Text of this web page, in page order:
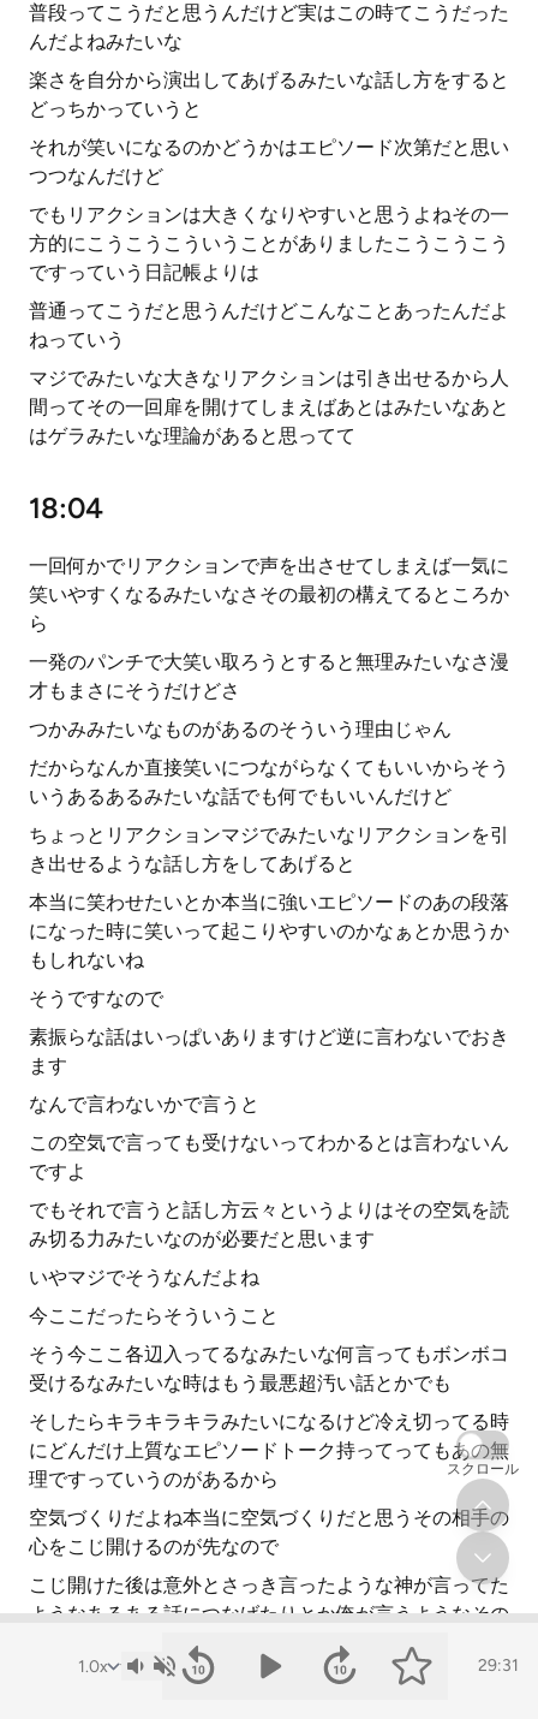
普段ってこうだと思うんだけど実はこの時てこうだった
んだよねみたいな
楽さを自分から演出してあげるみたいな話し方をすると
どっちかっていうと
それが笑いになるのかどうかはエピソード次第だと思い
つつなんだけど
でもリアクションは大きくなりやすいと思うよねその一
方的にこうこうこういうことがありましたこうこうこう
ですっていう日記帳よりは
普通ってこうだと思うんだけどこんなことあったんだよ
ねっていう
マジでみたいな大きなリアクションは引き出せるから人
間ってその一回扉を開けてしまえばあとはみたいなあと
はゲラみたいな理論があると思ってて
18:04
一回何かでリアクションで声を出させてしまえば一気に
笑いやすくなるみたいなさその最初の構えてるところか
ら
一発のパンチで大笑い取ろうとすると無理みたいなさ漫
才もまさにそうだけどさ
つかみみたいなものがあるのそういう理由じゃん
だからなんか直接笑いにつながらなくてもいいからそう
いうあるあるみたいな話でも何でもいいんだけど
ちょっとリアクションマジでみたいなリアクションを引
き出せるような話し方をしてあげると
本当に笑わせたいとか本当に強いエピソードのあの段落
になった時に笑いって起こりやすいのかなぁとか思うか
もしれないね
そうですなので
素振らな話はいっぱいありますけど逆に言わないでおき
ます
なんで言わないかで言うと
この空気で言っても受けないってわかるとは言わないん
ですよ
でもそれで言うと話し方云々というよりはその空気を読
み切る力みたいなのが必要だと思います
いやマジでそうなんだよね
今ここだったらそういうこと
そう今ここ各辺入ってるなみたいな何言ってもボンボコ
受けるなみたいな時はもう最悪超汚い話とかでも
そしたらキラキラキラみたいになるけど冷え切ってる時
にどんだけ上質なエピソードトーク持ってってもあの無
理ですっていうのがあるから
空気づくりだよね本当に空気づくりだと思うその相手の
心をこじ開けるのが先なので
こじ開けた後は意外とさっき言ったような神が言ってた
ようなあるある話につなげたりとか俺が言うようなその
比較対象を作るとかそういう話術みたいなところでいく
らでも
29:31
スクロール